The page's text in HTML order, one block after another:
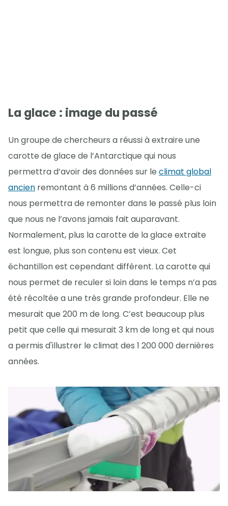
La glace : image du passé
Un groupe de chercheurs a réussi à extraire une
carotte de glace de l’Antarctique qui nous
permettra d’avoir des données sur le climat global
ancien remontant à 6 millions d’années. Celle-ci
nous permettra de remonter dans le passé plus loin
que nous ne l’avons jamais fait auparavant.
Normalement, plus la carotte de la glace extraite
est longue, plus son contenu est vieux. Cet
échantillon est cependant différent. La carotte qui
nous permet de reculer si loin dans le temps n’a pas
été récoltée a une très grande profondeur. Elle ne
mesurait que 200 m de long. C’est beaucoup plus
petit que celle qui mesurait 3 km de long et qui nous
a permis d'illustrer le climat des 1 200 000 dernières
années.